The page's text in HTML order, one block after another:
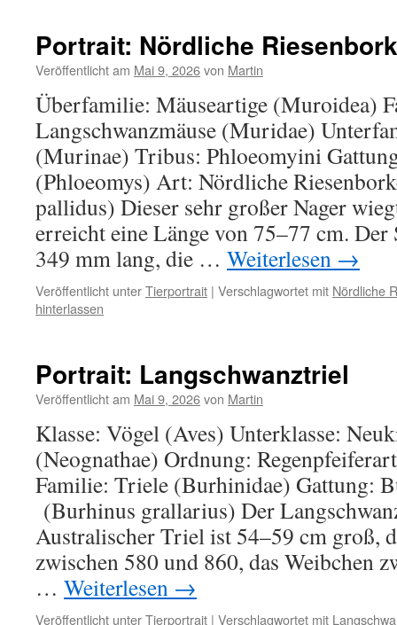
Portrait: Nördliche
Veröffentlicht am Mai 9, 2026von Martin
Überfamilie: Mäuseartige (Muroidea)
Langschwanzmäuse (Muridae)
(Murinae) Tribus: Phloeomyini
(Phloeomys) Art: Nördliche
pallidus) Dieser sehr großer Nager
erreicht eine Länge von 75–77 cm.
349 mm lang, die … Weiterlesen →
Veröffentlicht unterTierportrait | Verschlagwortet mit Nördliche
hinterlassen
Portrait: Langschwanztriel
Veröffentlicht am Mai 9, 2026von Martin
Klasse: Vögel (Aves) Unterklasse:
(Neognathae) Ordnung:
Familie: Triele (Burhinidae) Gattung:
(Burhinus grallarius) Der
Australischer Triel ist 54–59 cm groß,
zwischen 580 und 860, das Weibchen
… Weiterlesen →
Veröffentlicht unterTierportrait | Verschlagwortet mit